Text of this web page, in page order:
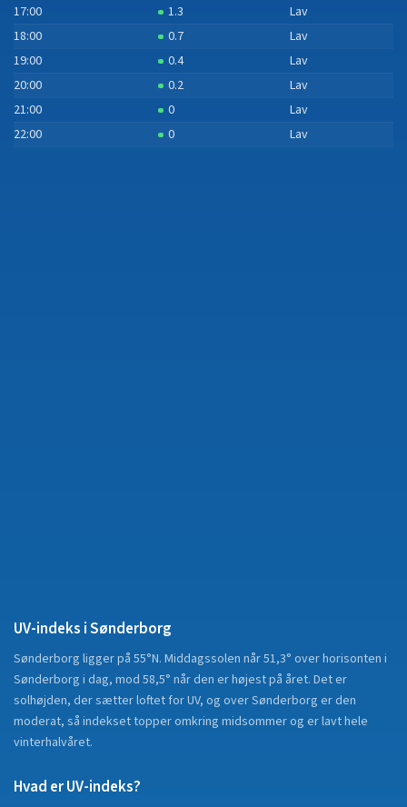
17:00 1.3
Lav
18:00
0.7
Lav
19:00
0.4
Lav
20:00
0.2
Lav
21:00
0
Lav
22:00
0 Lav
UV-indeks iSønderborg
Sønderborg ligger på 55°N. Middagssolen når 51,3° over horisonten i
Sønderborg i dag, mod 58,5° når den er højest på året. Det er
solhøjden, der sætter loftet for UV, og over Sønderborg er den
moderat, så indekset topper omkring midsommer og er lavt hele
vinterhalvåret.
Hvad er UV-indeks?